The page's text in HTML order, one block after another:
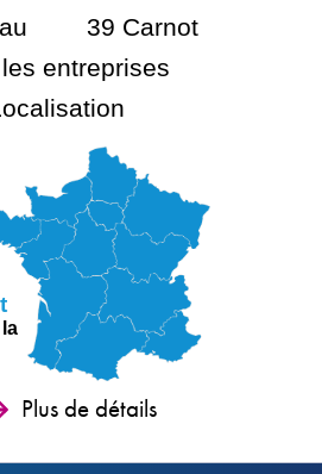
39 Carnot
entreprises
Plus de détails